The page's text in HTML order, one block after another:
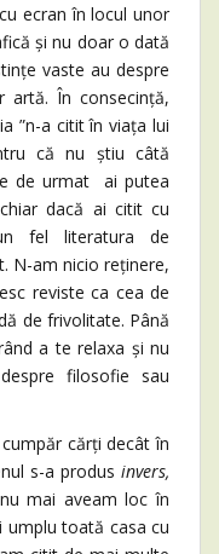
ecran în locul unor
și nu doar o dată
vaste au despre
artă. În consecință,
”n-a citit în viața lui
că nu știu câtă
de urmat ai putea
dacă ai citit cu
fel literatura de
N-am nicio reținere,
reviste ca cea de
de frivolitate. Până
a te relaxa și nu
filosofie sau
cărți decât în
s-a produs invers,
mai aveam loc în
umplu toată casa cu